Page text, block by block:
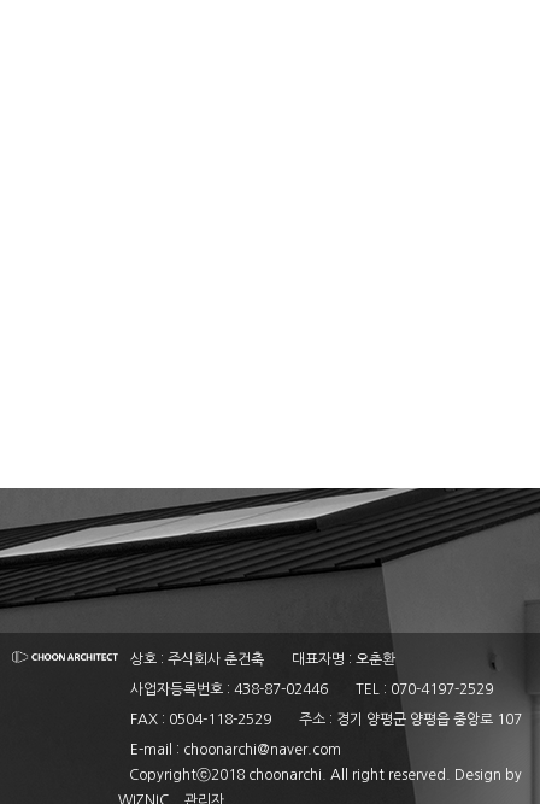
상호 : 주식회사 춘건축 대표자명 : 오춘환
사업자등록번호 : 438-87-02446 TEL : 070-4197-2529
FAX : 0504-118-2529 주소 : 경기 양평군 양평읍 중앙로 107
E-mail : choonarchi@naver.com
Copyrightⓒ2018 choonarchi. All right reserved. Design by
WIZNIC
관리자